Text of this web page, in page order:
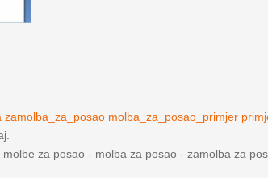
zamolba_za_posao molba_za_posao_primjer
za posao - molba za posao - zamolba za